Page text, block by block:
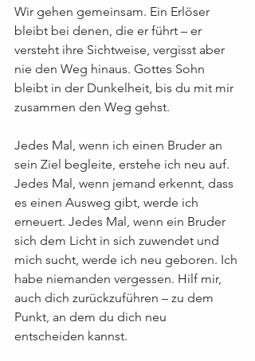
Wir gehen gemeinsam. Ein Erlöser
bleibt bei denen, die er führt – er
versteht ihre Sichtweise, vergisst aber
nie den Weg hinaus. Gottes Sohn
bleibt in der Dunkelheit, bis du mit mir
zusammen den Weg gehst.
Jedes Mal, wenn ich einen Bruder an
sein Ziel begleite, erstehe ich neu auf.
Jedes Mal, wenn jemand erkennt, dass
es einen Ausweg gibt, werde ich
erneuert. Jedes Mal, wenn ein Bruder
sich dem Licht in sich zuwendet und
mich sucht, werde ich neu geboren. Ich
habe niemanden vergessen. Hilf mir,
auch dich zurückzuführen – zu dem
Punkt, an dem du dich neu
entscheiden kannst.